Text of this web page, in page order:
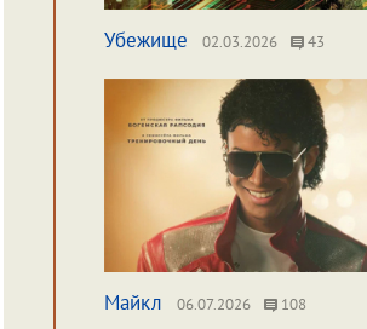
Убежище 02.03.2026 43
Майкл 06.07.2026 108